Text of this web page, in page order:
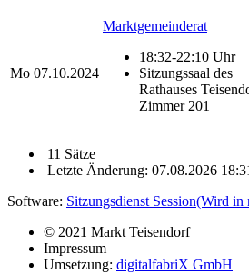
Mo 07.10.2024
Marktgemeinderat
18:32-22:10 Uhr
Sitzungssaal des
Rathauses
Zimmer 201
11 Sätze
Letzte Änderung: 07.08.2026
Software: Sitzungsdienst Session(Wird in
© 2021 Markt Teisendorf
Impressum
Umsetzung: digitalfabriX GmbH